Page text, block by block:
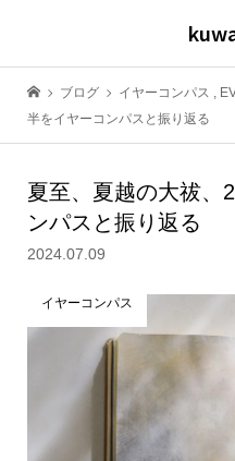
ブログ イヤーコンパス ,
半をイヤーコンパスと振り返る
夏至、夏越の大祓、
ンパスと振り返る
2024.07.09
イヤーコンパス